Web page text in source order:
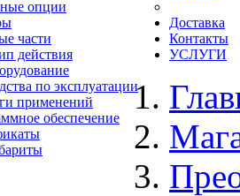
опции
части
действия
по эксплуатации
применений
обеспечение
Доставка
Контакты
УСЛУГИ